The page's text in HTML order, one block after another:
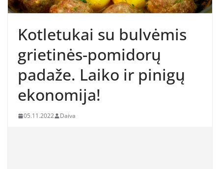
Kotletukai su bulvėmis
grietinės-pomidorų
padaže. Laiko ir pinigų
ekonomija!
05.11.2022 Daiva